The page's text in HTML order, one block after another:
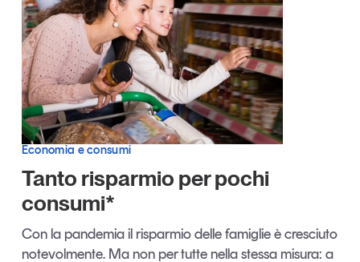
Opinioni
Dossier
Il Numero
Interviste
Comunicati stampa
Video
Podcast
Eventi e formazione
Economia e consumi
Tanto risparmio per pochi
consumi*
Con la pandemia il risparmio delle famiglie è cresciuto
notevolmente. Ma non per tutte nella stessa misura: a